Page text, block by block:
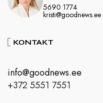
5690 1774
kristi@goodnews.ee
KONTAKT
info@goodnews.ee
+372 5551 7551